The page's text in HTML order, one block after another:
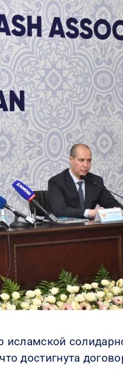
достигнута